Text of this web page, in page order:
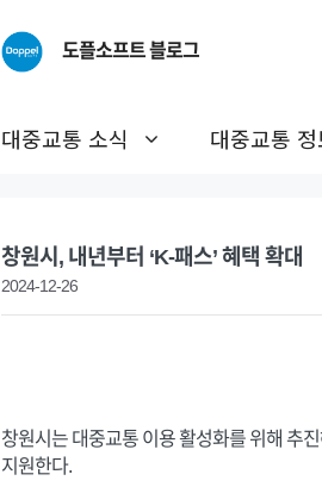
도플소프트 블로그
대중교통 소식 대중교통 정
창원시, 내년부터 ‘K-패스’ 혜택 확대
2024-12-26
창원시는 대중교통 이용 활성화를 위해 추
지원한다.